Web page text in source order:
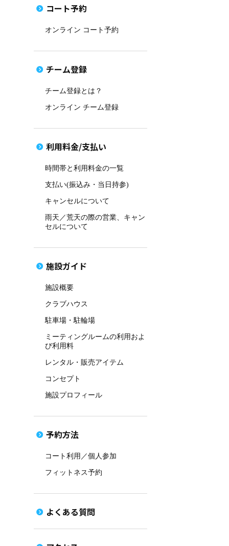
コート予約
オンライン コート予約
チーム登録
チーム登録とは？
オンライン チーム登録
利用料金/支払い
時間帯と利用料金の一覧
支払い(振込み・当日持参)
キャンセルについて
雨天／荒天の際の営業、キャン
セルについて
施設ガイド
施設概要
クラブハウス
駐車場・駐輪場
ミーティングルームの利用およ
び利用料
レンタル・販売アイテム
コンセプト
施設プロフィール
予約方法
コート利用／個人参加
フィットネス予約
よくある質問